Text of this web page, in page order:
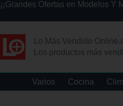
¡¡Grandes Ofertas en Modelos Y
Lo Más Vendido
Los productos más
Varios Cocina